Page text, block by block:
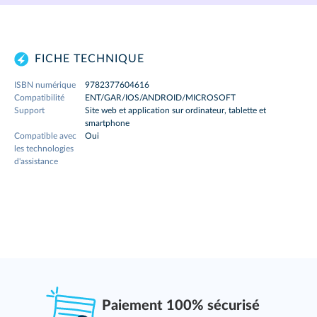
FICHE TECHNIQUE
ISBN numérique
9782377604616
Compatibilité
ENT/GAR/IOS/ANDROID/MICROSOFT
Support
Site web et application sur ordinateur, tablette et
smartphone
Compatible avec
les technologies
d'assistance
Oui
Paiement 100% sécurisé